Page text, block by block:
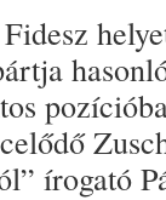
írogató